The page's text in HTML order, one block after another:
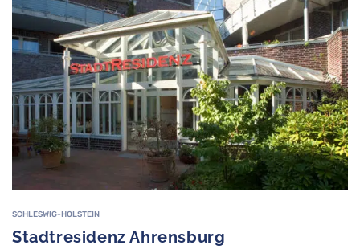
SCHLESWIG-HOLSTEIN
Stadtresidenz Ahrensburg